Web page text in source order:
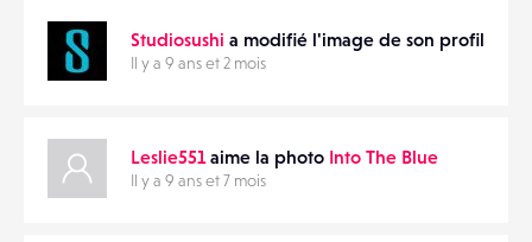
Studiosushi a modifié l'image de son profil
Il y a 9 ans et 2 mois
Leslie551aime la photo Into The Blue
Il y a 9 ans et 7 mois